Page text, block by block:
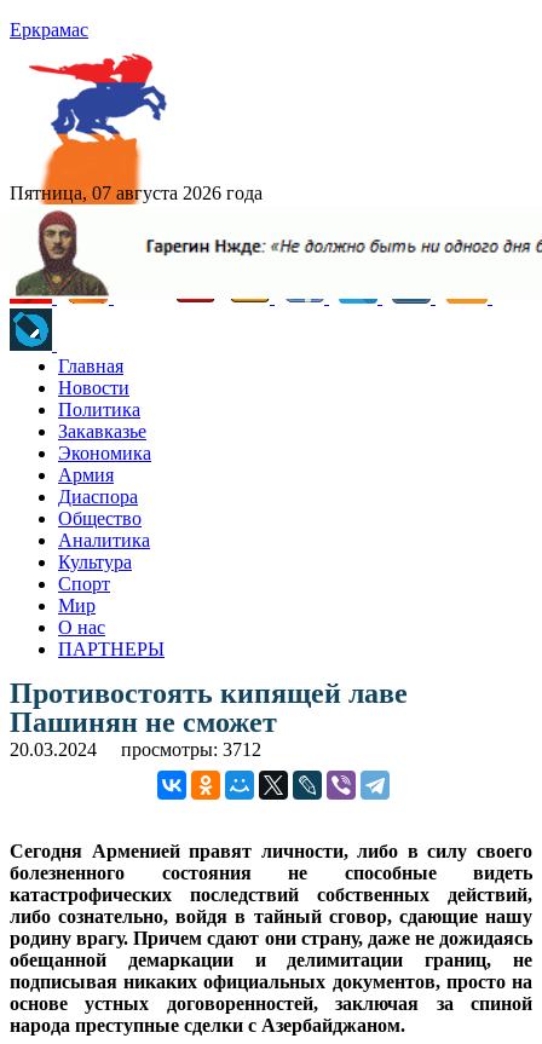
Еркрамас
Пятница, 07 августа 2026 года
Главная
Новости
Политика
Закавказье
Экономика
Армия
Диаспора
Общество
Аналитика
Культура
Спорт
Мир
О нас
ПАРТНЕРЫ
Противостоять кипящей лаве
Пашинян не сможет
20.03.2024 просмотры: 3712
Сегодня Арменией правят личности, либо в силу своего
болезненного состояния не способные видеть
катастрофических последствий собственных действий,
либо сознательно, войдя в тайный сговор, сдающие нашу
родину врагу. Причем сдают они страну, даже не дожидаясь
обещанной демаркации и делимитации границ, не
подписывая никаких официальных документов, просто на
основе устных договоренностей, заключая за спиной
народа преступные сделки с Азербайджаном.